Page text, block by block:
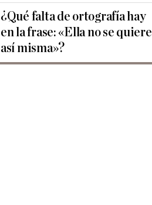
¿Qué falta de ortografía hay
en la frase: «Ella no se quiere
así misma»?